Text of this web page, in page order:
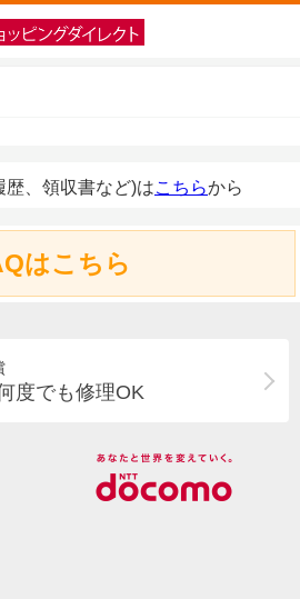
歴、領収書など)はこちらから
はこちら
度でも修理OK